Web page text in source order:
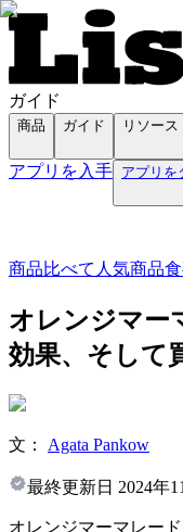
ガイド
商品 ガイド リソース
アプリを入手 アプリを
商品比べて 人気商品
オレンジマー
効果、そして
文： Agata Pankow
最終更新日 2024年
オレンジマーマレー